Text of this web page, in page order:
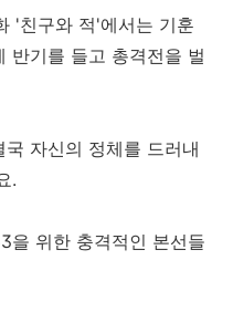
'친구와 적'에서는 기훈
반기를 들고 총격전을 벌
자신의 정체를 드러내
.
을 위한 충격적인 본선들